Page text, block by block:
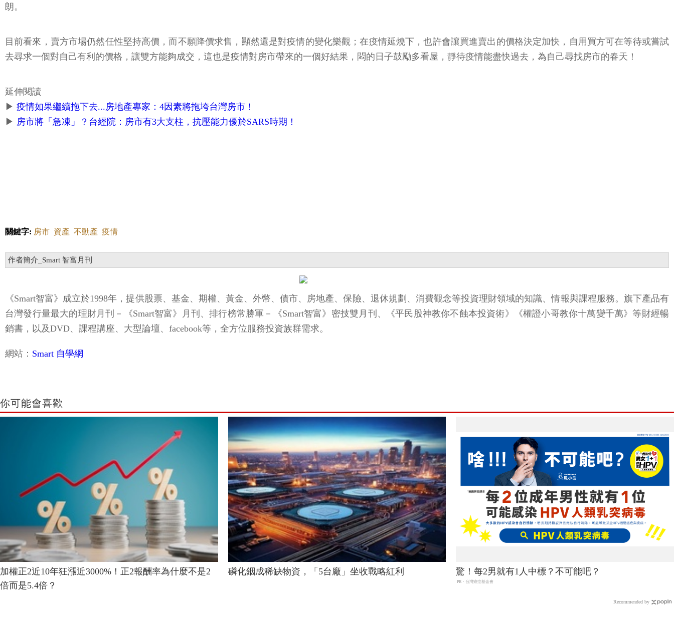
朗。
目前看來，賣方市場仍然任性堅持高價，而不願降價求售，顯然還是對疫情的變化樂觀；在疫情延燒下，也許會讓買進賣出的價格決定加快，自用買方可在等待或嘗試
去尋求一個對自己有利的價格，讓雙方能夠成交，這也是疫情對房市帶來的一個好結果，悶的日子鼓勵多看屋，靜待疫情能盡快過去，為自己尋找房市的春天！
延伸閱讀
▶ 疫情如果繼續拖下去...房地產專家：4因素將拖垮台灣房市！
▶ 房市將「急凍」？台經院：房市有3大支柱，抗壓能力優於SARS時期！
關鍵字: 房市 資產 不動產 疫情
作者簡介_Smart 智富月刊
《Smart智富》成立於1998年，提供股票、基金、期權、黃金、外幣、債市、房地產、保險、退休規劃、消費觀念等投資理財領域的知識、情報與課程服務。旗下產品有
台灣發行量最大的理財月刊－《Smart智富》月刊、排行榜常勝軍－《Smart智富》密技雙月刊、《平民股神教你不蝕本投資術》《權證小哥教你十萬變千萬》等財經暢
銷書，以及DVD、課程講座、大型論壇、facebook等，全方位服務投資族群需求。
網站： Smart 自學網
你可能會喜歡
加權正2近10年狂漲近3000%！正2報酬率為什麼不是2
倍而是5.4倍？
磷化銦成稀缺物資，「5台廠」坐收戰略紅利 驚！每2男就有1人中標？不可能吧？
PR・台灣癌症基金會
Recommended by